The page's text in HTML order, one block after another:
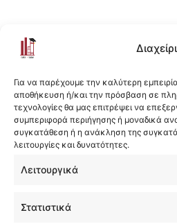
Για να παρέχουμε την καλύτερη
αποθήκευση ή/και την πρόσβαση σε
τεχνολογίες θα μας επιτρέψει να
συμπεριφορά περιήγησης ή μοναδικά
συγκατάθεση ή η ανάκληση της
λειτουργίες και δυνατότητες.
Λειτουργικά
Στατιστικά